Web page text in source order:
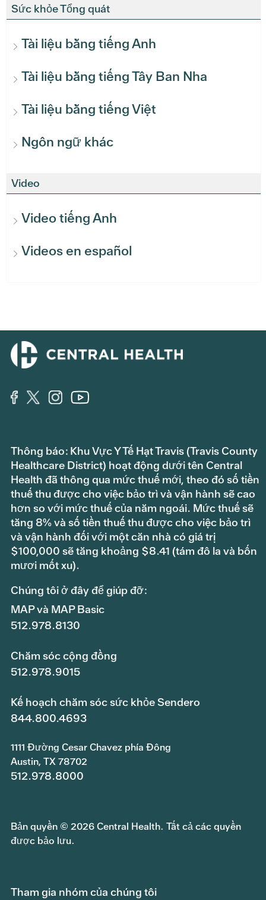
Sức khỏe Tổng quát
Tài liệu bằng tiếng Anh
Tài liệu bằng tiếng Tây Ban Nha
Tài liệu bằng tiếng Việt
Ngôn ngữ khác
Video
Video tiếng Anh
Videos en español
Thông báo: Khu Vực Y Tế Hạt Travis (Travis County
Healthcare District) hoạt động dưới tên Central
Health đã thông qua mức thuế mới, theo đó số tiền
thuế thu được cho việc bảo trì và vận hành sẽ cao
hơn so với mức thuế của năm ngoái. Mức thuế sẽ
tăng 8% và số tiền thuế thu được cho việc bảo trì
và vận hành đối với một căn nhà có giá trị
$100,000 sẽ tăng khoảng $8.41 (tám đô la và bốn
mươi mốt xu).
Chúng tôi ở đây để giúp đỡ:
MAP và MAP Basic
512.978.8130
Chăm sóc cộng đồng
512.978.9015
Kế hoạch chăm sóc sức khỏe Sendero
844.800.4693
1111 Đường Cesar Chavez phía Đông
Austin, TX 78702
512.978.8000
Bản quyền © 2026 Central Health. Tất cả các quyền
được bảo lưu.
Tham gia nhóm của chúng tôi